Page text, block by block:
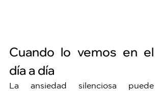
Cuando lo vemos en el
día a día
La ansiedad silenciosa puede